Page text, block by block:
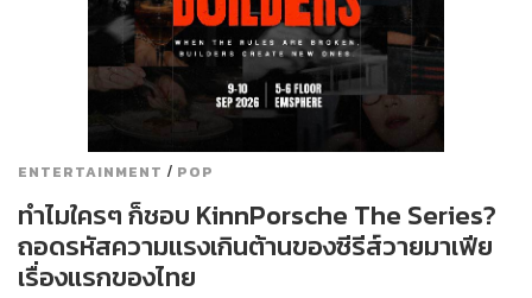
ENTERTAINMENT / POP
ทำไมใครๆ ก็ชอบ KinnPorsche The Series?
ถอดรหัสความแรงเกินต้านของซีรีส์วายมาเฟีย
เรื่องแรกของไทย